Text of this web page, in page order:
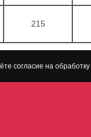
215
согласие на обработку